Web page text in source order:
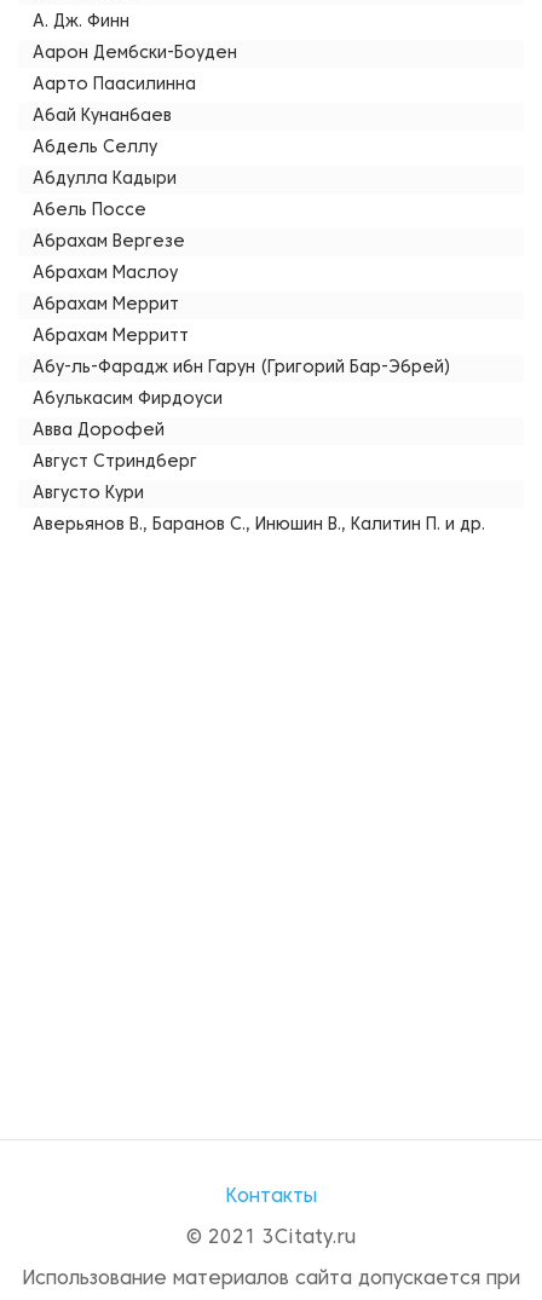
А. Дж. Финн
Аарон Дембски-Боуден
Аарто Паасилинна
Абай Кунанбаев
Абдель Селлу
Абдулла Кадыри
Абель Поссе
Абрахам Вергезе
Абрахам Маслоу
Абрахам Меррит
Абрахам Мерритт
Абу-ль-Фарадж ибн Гарун (Григорий Бар-Эбрей)
Абулькасим Фирдоуси
Авва Дорофей
Август Стриндберг
Августо Кури
Аверьянов В., Баранов С., Инюшин В., Калитин П. и др.
Контакты
© 2021 3Citaty.ru
Использование материалов сайта допускается при